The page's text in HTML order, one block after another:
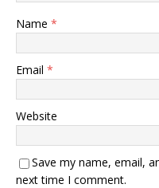
Name *
Email *
Website
Save my name, email,
next time I comment.